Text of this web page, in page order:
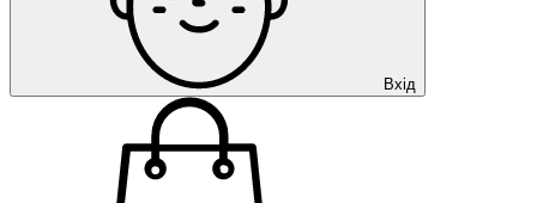
Вхід